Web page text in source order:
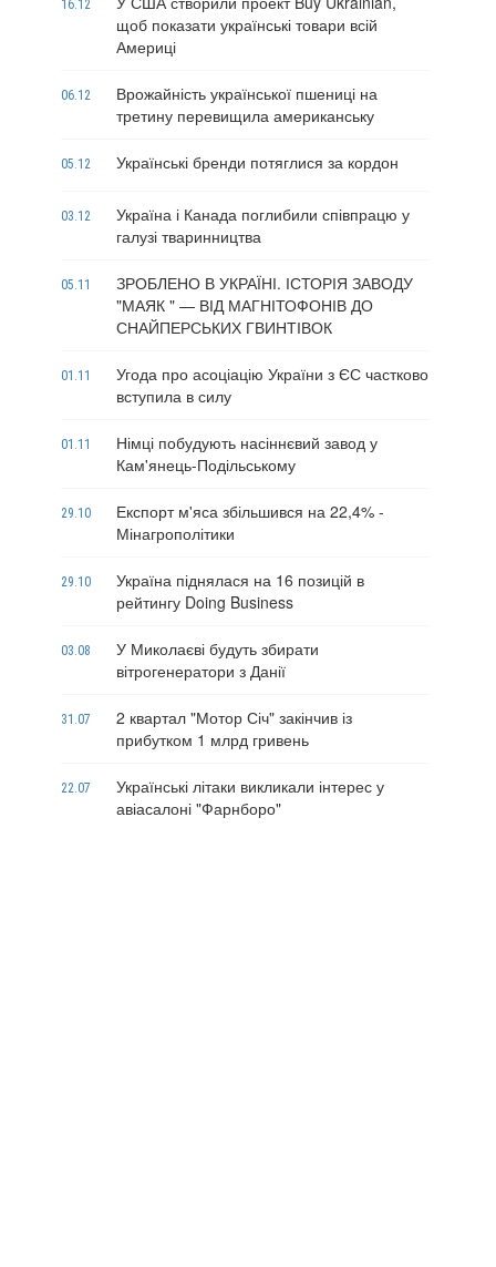
16.12
щоб показати українські товари всій
Америці
06.12
Врожайність української пшениці на
третину перевищила американську
05.12 Українські бренди потяглися за кордон
03.12
Україна і Канада поглибили співпрацю у
галузі тваринництва
05.11
ЗРОБЛЕНО В УКРАЇНІ. ІСТОРІЯ ЗАВОДУ
"МАЯК " — ВІД МАГНІТОФОНІВ ДО
СНАЙПЕРСЬКИХ ГВИНТІВОК
01.11
Угода про асоціацію України з ЄС частково
вступила в силу
01.11
Німці побудують насіннєвий завод у
Кам'янець-Подільському
29.10
Експорт м'яса збільшився на 22,4% -
Мінагрополітики
29.10
Україна піднялася на 16 позицій в
рейтингу Doing Business
03.08
У Миколаєві будуть збирати
вітрогенератори з Данії
31.07
2 квартал "Мотор Січ" закінчив із
прибутком 1 млрд гривень
22.07
Українські літаки викликали інтерес у
авіасалоні "Фарнборо"